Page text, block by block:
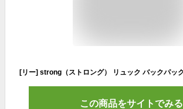
この商品をサイトでみる